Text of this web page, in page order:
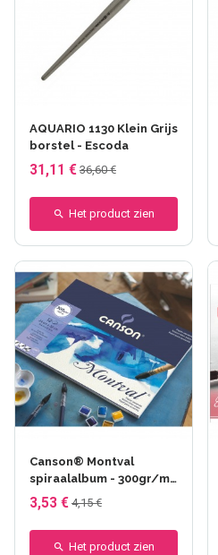
AQUARIO 1130 Klein Grijs
borstel - Escoda
31,11 € 36,60 €
Het product zien
Canson® Montval
spiraalalbum - 300gr/m²
- Fijne korrel
3,53 € 4,15 €
Het product zien